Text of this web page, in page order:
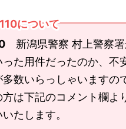
について
新潟県警察 村上警察
た用件だったのか、不
多数いらっしゃいますの
は下記のコメント欄よ
たします。